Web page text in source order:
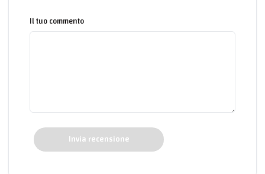
Il tuo commento
Invia recensione